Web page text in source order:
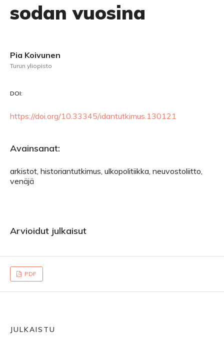
sodan vuosina
Pia Koivunen
Turun yliopisto
DOI:
https://doi.org/10.33345/idantutkimus.130121
Avainsanat:
arkistot, historiantutkimus, ulkopolitiikka, neuvostoliitto,
venäjä
Arvioidut julkaisut
PDF
JULKAISTU